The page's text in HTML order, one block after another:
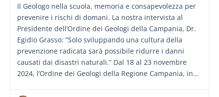
Il Geologo nella scuola, memoria e consapevolezza per
prevenire i rischi di domani. La nostra intervista al
Presidente dell’Ordine dei Geologi della Campania, Dr.
Egidio Grasso: ”Solo sviluppando una cultura della
prevenzione radicata sarà possibile ridurre i danni
causati dai disastri naturali.” Dal 18 al 23 novembre
2024, l’Ordine dei Geologi della Regione Campania, in…